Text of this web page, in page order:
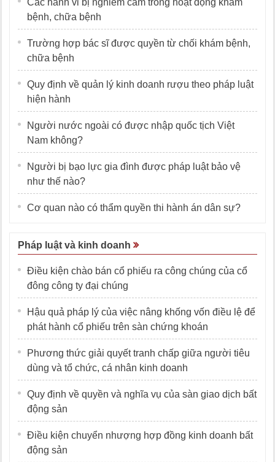
Các hành vi bị nghiêm cấm trong hoạt động khám
bệnh, chữa bệnh
Trường hợp bác sĩ được quyền từ chối khám bệnh,
chữa bệnh
Quy định về quản lý kinh doanh rượu theo pháp luật
hiện hành
Người nước ngoài có được nhập quốc tịch Việt
Nam không?
Người bị bạo lực gia đình được pháp luật bảo vệ
như thế nào?
Cơ quan nào có thẩm quyền thi hành án dân sự?
Pháp luật và kinh doanh
Điều kiện chào bán cổ phiếu ra công chúng của cổ
đông công ty đại chúng
Hậu quả pháp lý của việc nâng khống vốn điều lệ để
phát hành cổ phiếu trên sàn chứng khoán
Phương thức giải quyết tranh chấp giữa người tiêu
dùng và tổ chức, cá nhân kinh doanh
Quy định về quyền và nghĩa vụ của sàn giao dịch bất
động sản
Điều kiện chuyển nhượng hợp đồng kinh doanh bất
động sản